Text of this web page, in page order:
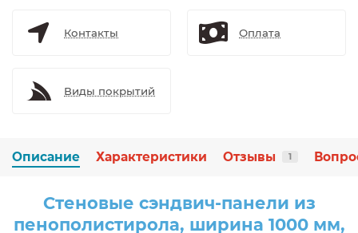
Контакты Оплата
Виды покрытий
Описание Характеристики Отзывы 1
Стеновые сэндвич-панели из
пенополистирола, ширина 1000 мм,